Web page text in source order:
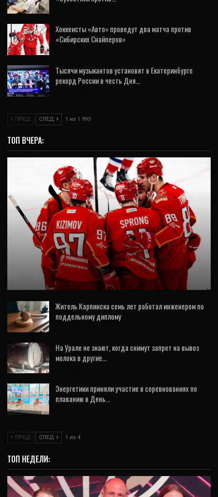
Хоккеисты «Авто» проведут два матча против
«Сибирских Снайперов»
Тысячи музыкантов установят в Екатеринбурге
рекорд России в честь Дня…
ПРЕД СЛЕД 1 из 1 993
ТОП ВЧЕРА:
ВИДЕО
Седьмая победа «Автомобилиста» подряд:
обыграли «Локомотив» в день рождения
«УГМК…
Житель Карпинска семь лет работал инженером по
поддельному диплому
На Урале не знают, когда снимут запрет на вывоз
молока в другие…
Энергетики приняли участие в соревнованиях по
плаванию в День…
ПРЕД СЛЕД 1 из 4
ТОП НЕДЕЛИ: